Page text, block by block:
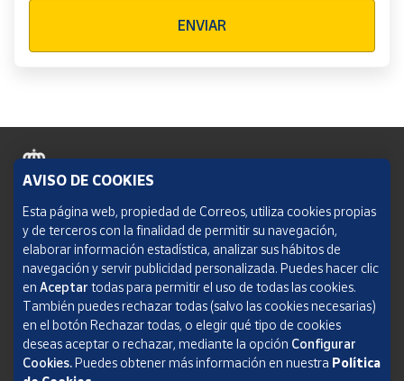
ENVIAR
Política de cookies
Aviso legal
Condiciones del servicio
Política de Privacidad Web
Informe de transparencia
AVISO DE COOKIES
Esta página web, propiedad de Correos, utiliza cookies propias
y de terceros con la finalidad de permitir su navegación,
elaborar información estadística, analizar sus hábitos de
navegación y servir publicidad personalizada. Puedes hacer clic
en Aceptar todas para permitir el uso de todas las cookies.
También puedes rechazar todas (salvo las cookies necesarias)
en el botón Rechazar todas, o elegir qué tipo de cookies
deseas aceptar o rechazar, mediante la opción Configurar
Cookies.Puedes obtener más información en nuestra Política